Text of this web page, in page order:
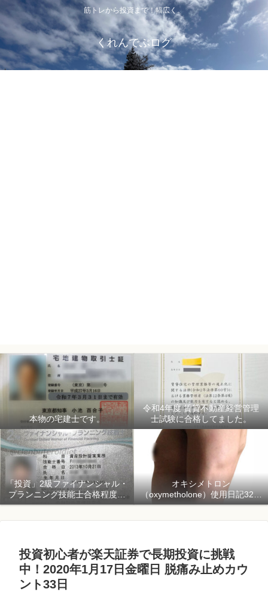
筋トレから投資まで！幅広く。
くれんでぶログ
本物の宅建士です。
令和4年度 賃貸不動産経営管理
士試験に合格してました。
「投資」2級ファイナンシャル・
プランニング技能士合格程度で
ようやく初心者「資産形成」
オキシメトロン
（oxymetholone）使用日記32日
目「骨格筋量増量開始150日目」
投資初心者が楽天証券で長期投資に挑戦
中！2020年1月17日金曜日 脱痛み止めカウ
ント33日